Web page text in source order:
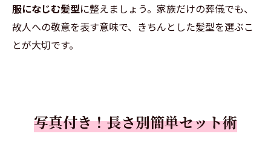
服になじむ髪型に整えましょう。家族だけの葬儀でも、
故人への敬意を表す意味で、きちんとした髪型を選ぶこ
とが大切です。
写真付き！長さ別簡単セット術